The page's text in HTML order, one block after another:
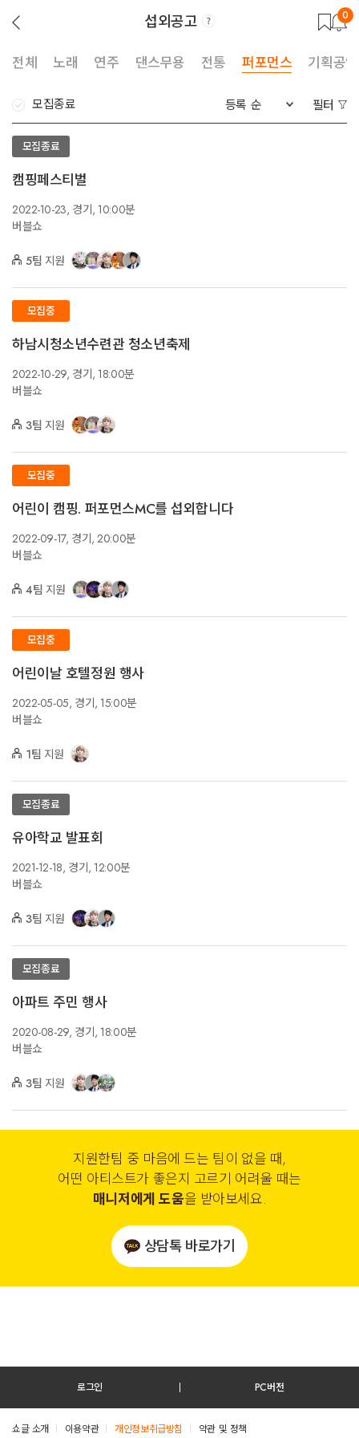
섭외공고
뒤
로
기
0
전체 노래 연주 댄스무용 전통 퍼포먼스 기획공연
모집종료 등록 순 필터
모집종료
캠핑페스티벌
2022-10-23, 경기, 10:00분
버블쇼
5팀 지원
모집중
하남시청소년수련관 청소년축제
2022-10-29, 경기, 18:00분
버블쇼
3팀 지원
모집중
어린이 캠핑. 퍼포먼스MC를 섭외합니다
2022-09-17, 경기, 20:00분
버블쇼
4팀 지원
모집중
어린이날 호텔정원 행사
2022-05-05, 경기, 15:00분
버블쇼
1팀 지원
모집종료
유아학교 발표회
2021-12-18, 경기, 12:00분
버블쇼
3팀 지원
모집종료
아파트 주민 행사
2020-08-29, 경기, 18:00분
버블쇼
3팀 지원
지원한팀 중 마음에 드는 팀이 없을 때,
어떤 아티스트가 좋은지 고르기 어려울 때는
매니저에게 도움을 받아보세요.
상담톡 바로가기
로그인 PC버전
쇼글 소개 이용약관 개인정보취급방침 약관 및 정책